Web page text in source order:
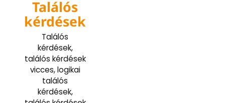
content
Találós
kérdések
Találós
kérdések,
találós kérdések
vicces, logikai
találós
kérdések,